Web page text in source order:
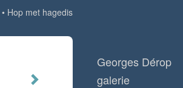
Hop met hagedis
Georges Dérop
galerie